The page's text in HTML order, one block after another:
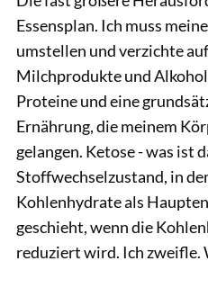
Essensplan. Ich muss
umstellen und verzichte
Milchprodukte und
Proteine und eine
Ernährung, die meinem
gelangen. Ketose - was ist
Stoffwechselzustand, in
Kohlenhydrate als
geschieht, wenn die
reduziert wird. Ich zweifle.